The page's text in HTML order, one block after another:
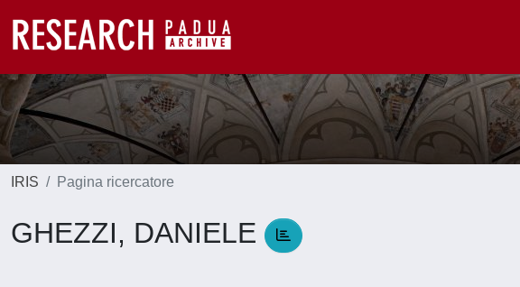
IRIS Pagina ricercatore
GHEZZI, DANIELE